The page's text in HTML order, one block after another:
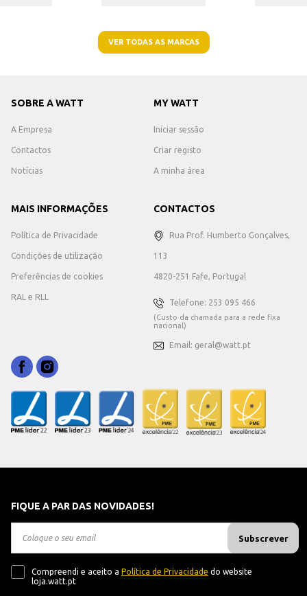
VER TODAS AS MARCAS
SOBRE A WATT
A Empresa
Contactos
Notícias
MY WATT
Iniciar sessão
Criar registo
A minha área
MAIS INFORMAÇÕES
Política de Privacidade
Condições de utilização
Preferências de cookies
RAL e RLL
CONTACTOS
Rua Prof. Humberto Gonçalves,
113
4820-251 Fafe, Portugal
Telefone: 253 095 466
(Custo da chamada para a rede fixa
nacional)
Email: geral@watt.pt
FIQUE A PAR DAS NOVIDADES!
Subscrever
Compreendi e aceito a Política de Privacidade do website
loja.watt.pt